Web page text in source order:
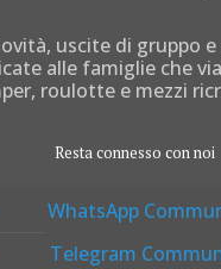
uscite di gruppo
alle famiglie che
roulotte e mezzi
Resta connesso con noi
WhatsApp
Telegram